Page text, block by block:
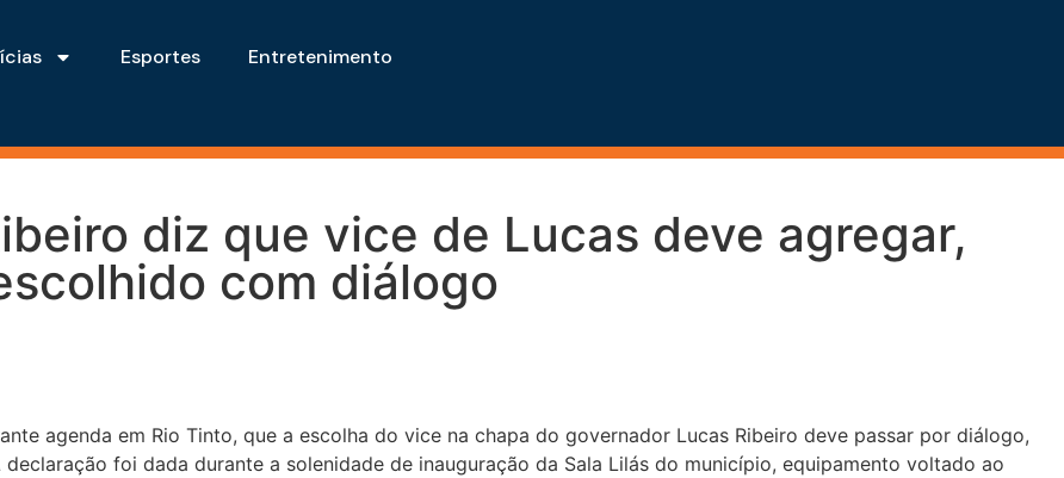
Esportes Entretenimento
diz que vice de Lucas deve agregar,
com diálogo
agenda em Rio Tinto, que a escolha do vice na chapa do governador Lucas Ribeiro deve passar por diálogo,
foi dada durante a solenidade de inauguração da Sala Lilás do município, equipamento voltado ao